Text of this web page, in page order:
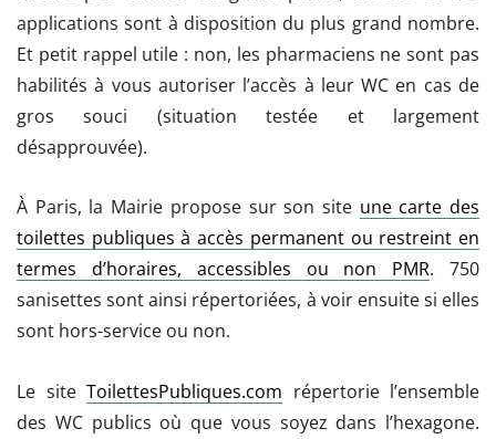
applications sont à disposition du plus grand nombre.
Et petit rappel utile : non, les pharmaciens ne sont pas
habilités à vous autoriser l’accès à leur WC en cas de
gros souci (situation testée et largement
désapprouvée).
À Paris, la Mairie propose sur son site une carte des
toilettes publiques à accès permanent ou restreint en
termes d’horaires, accessibles ou non PMR. 750
sanisettes sont ainsi répertoriées, à voir ensuite si elles
sont hors-service ou non.
Le site ToilettesPubliques.com répertorie l’ensemble
des WC publics où que vous soyez dans l’hexagone.